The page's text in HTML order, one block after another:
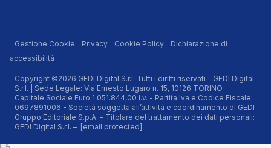
Gestione Cookie Privacy Cookie Policy
Dichiarazione di
accessibilità
Copyright ©2026 GEDI Digital S.r.l. Tutti i diritti riservati - GEDI Digital
S.r.l. | Sede Legale: Via Ernesto Lugaro n. 15, 10126 TORINO -
Capitale Sociale Euro 1.051.844,00 i.v. - Partita Iva e Codice Fiscale:
0697891006 - Società soggetta all’attività e coordinamento di GEDI
Gruppo Editoriale S.p.A. - Titolare del trattamento dei dati personali:
GEDI Digital S.r.l. – [email protected]